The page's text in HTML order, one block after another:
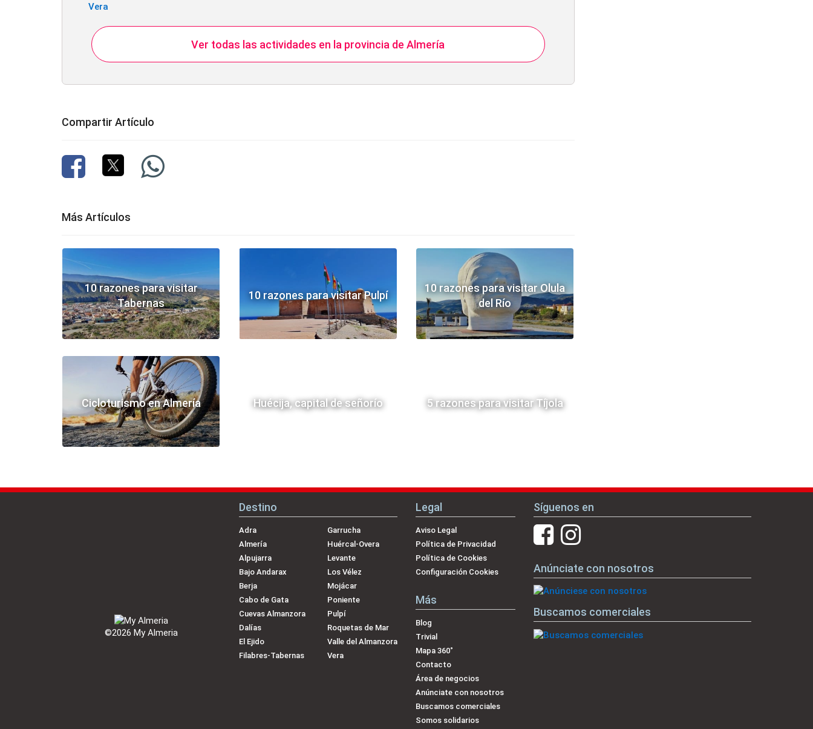
Vera
Ver todas las actividades en la provincia de Almería
Compartir Artículo
Más Artículos
10 razones para visitar
Tabernas
10 razones para visitar Pulpí
10 razones para visitar Olula
del Río
Cicloturismo en Almería Huécija, capital de señorío 5 razones para visitar Tíjola
©2026 My Almeria
Destino
Adra
Almería
Alpujarra
Bajo Andarax
Berja
Cabo de Gata
Cuevas Almanzora
Dalías
El Ejido
Filabres-Tabernas
Garrucha
Huércal-Overa
Levante
Los Vélez
Mojácar
Poniente
Pulpí
Roquetas de Mar
Valle del Almanzora
Vera
Legal
Aviso Legal
Política de Privacidad
Política de Cookies
Configuración Cookies
Más
Blog
Trivial
Mapa 360˚
Contacto
Área de negocios
Anúnciate con nosotros
Buscamos comerciales
Somos solidarios
Síguenos en
Anúnciate con nosotros
Buscamos comerciales